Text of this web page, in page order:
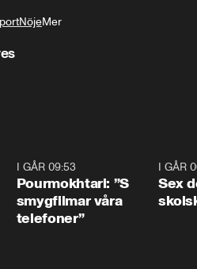
NöjeMer
I GÅR 09:53
Pourmokhtari: ”S
smygfilmar våra
telefoner”
I GÅR
Sex